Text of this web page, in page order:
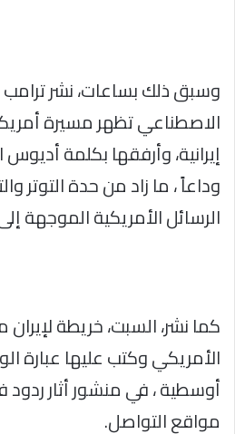
وسبق ذلك بساعات، نشر
الاصطناعي تظهر مسيرة
إيرانية، وأرفقها بكلمة أديوس
وداعاً ، ما زاد من حدة التوتر
الرسائل الأمريكية الموجهة
كما نشر، السبت، خريطة
الأمريكي وكتب عليها عبارة
أوسطية ، في منشور أثار
مواقع التواصل.